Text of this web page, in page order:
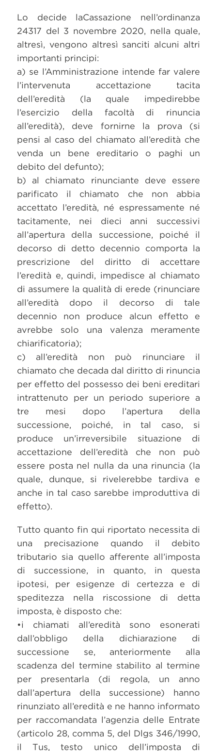
Lo decide laCassazione nell’ordinanza
24317 del 3 novembre 2020, nella quale,
altresì, vengono altresì sanciti alcuni altri
importanti principi:
a) se l’Amministrazione intende far valere
l’intervenuta accettazione tacita
dell’eredità (la quale impedirebbe
l’esercizio della facoltà di rinuncia
all’eredità), deve fornirne la prova (si
pensi al caso del chiamato all’eredità che
venda un bene ereditario o paghi un
debito del defunto);
b) al chiamato rinunciante deve essere
parificato il chiamato che non abbia
accettato l’eredità, né espressamente né
tacitamente, nei dieci anni successivi
all’apertura della successione, poiché il
decorso di detto decennio comporta la
prescrizione del diritto di accettare
l’eredità e, quindi, impedisce al chiamato
di assumere la qualità di erede (rinunciare
all’eredità dopo il decorso di tale
decennio non produce alcun effetto e
avrebbe solo una valenza meramente
chiarificatoria);
c) all’eredità non può rinunciare il
chiamato che decada dal diritto di rinuncia
per effetto del possesso dei beni ereditari
intrattenuto per un periodo superiore a
tre mesi dopo l’apertura della
successione, poiché, in tal caso, si
produce un’irreversibile situazione di
accettazione dell’eredità che non può
essere posta nel nulla da una rinuncia (la
quale, dunque, si rivelerebbe tardiva e
anche in tal caso sarebbe improduttiva di
effetto).
Tutto quanto fin qui riportato necessita di
una precisazione quando il debito
tributario sia quello afferente all’imposta
di successione, in quanto, in questa
ipotesi, per esigenze di certezza e di
speditezza nella riscossione di detta
imposta, è disposto che:
•i chiamati all’eredità sono esonerati
dall’obbligo della dichiarazione di
successione se, anteriormente alla
scadenza del termine stabilito al termine
per presentarla (di regola, un anno
dall’apertura della successione) hanno
rinunziato all’eredità e ne hanno informato
per raccomandata l’agenzia delle Entrate
(articolo 28, comma 5, del Dlgs 346/1990,
il Tus, testo unico dell’imposta di